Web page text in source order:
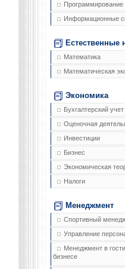
Программирование
Информационные
Естественные
Математика
Математическая
Экономика
Бухгалтерский учет
Оценочная
Инвестиции
Бизнес
Экономическая
Налоги
Менеджмент
Спортивный
Управление
Менеджмент в
бизнесе